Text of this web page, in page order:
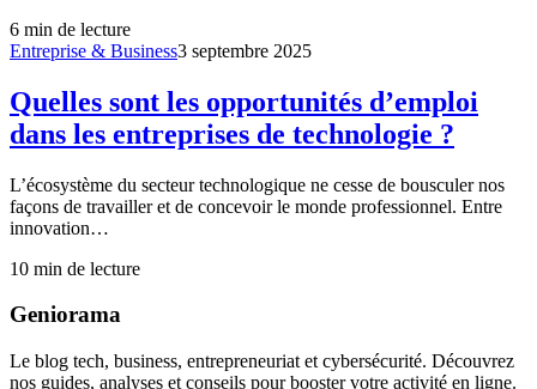
6 min de lecture
Entreprise & Business3 septembre 2025
Quelles sont les opportunités d’emploi
dans les entreprises de technologie ?
L’écosystème du secteur technologique ne cesse de bousculer nos
façons de travailler et de concevoir le monde professionnel. Entre
innovation…
10 min de lecture
Geniorama
Le blog tech, business, entrepreneuriat et cybersécurité. Découvrez
nos guides, analyses et conseils pour booster votre activité en ligne.